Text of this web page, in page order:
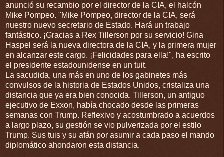
anunció su recambio por el director de la CIA, el halcón
Mike Pompeo. "Mike Pompeo, director de la CIA, será
nuestro nuevo secretario de Estado. Hará un trabajo
fantástico. ¡Gracias a Rex Tillerson por su servicio! Gina
Haspel será la nueva directora de la CIA, y la primera mujer
en alcanzar este cargo. ¡Felicidades para ella!", ha escrito
el presidente estadounidense en un tuit.
La sacudida, una más en uno de los gabinetes más
convulsos de la historia de Estados Unidos, cristaliza una
distancia que ya era bien conocida. Tillerson, un antiguo
ejecutivo de Exxon, había chocado desde las primeras
semanas con Trump. Reflexivo y acostumbrado a acuerdos
a largo plazo, su gestión se vio pulverizada por el estilo
Trump. Sus tuis y su afán por asumir a cada paso el mando
diplomático ahondaron esta distancia.